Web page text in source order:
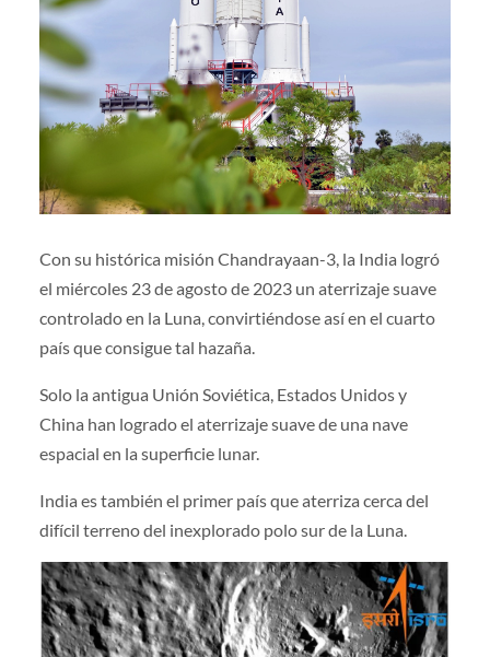
Con su histórica misión Chandrayaan-3, la India logró
el miércoles 23 de agosto de 2023 un aterrizaje suave
controlado en la Luna, convirtiéndose así en el cuarto
país que consigue tal hazaña.
Solo la antigua Unión Soviética, Estados Unidos y
China han logrado el aterrizaje suave de una nave
espacial en la superficie lunar.
India es también el primer país que aterriza cerca del
difícil terreno del inexplorado polo sur de la Luna.